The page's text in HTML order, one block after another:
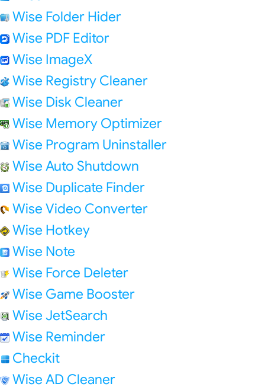
Wise Folder Hider
Wise PDF Editor
Wise ImageX
Wise Registry Cleaner
Wise Disk Cleaner
Wise Memory Optimizer
Wise Program Uninstaller
Wise Auto Shutdown
Wise Duplicate Finder
Wise Video Converter
Wise Hotkey
Wise Note
Wise Force Deleter
Wise Game Booster
Wise JetSearch
Wise Reminder
Checkit
Wise AD Cleaner